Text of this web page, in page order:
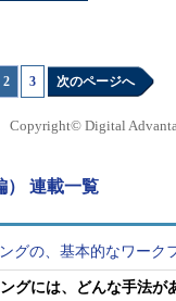
2 3 次のページへ
Copyright© Digital
） 連載一覧
グの、基本的なワーク
グには、どんな手法が